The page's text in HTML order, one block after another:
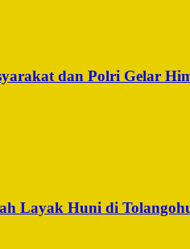
dan Polri Gelar
Layak Huni di